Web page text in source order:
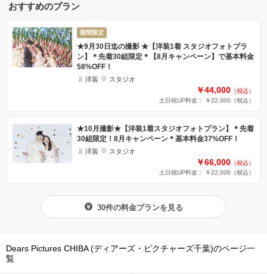
おすすめのプラン
期間限定
★9月30日迄の撮影 ★【洋装1着 スタジオフォトプラ
ン】＊先着30組限定＊【8月キャンペーン】で基本料金
58%OFF！
洋装 スタジオ
￥44,000 （税込）
土日祝UP料金： ￥22,000 （税込）
★10月撮影★【洋装1着スタジオフォトプラン】＊先着
30組限定！8月キャンペーン＊基本料金37%OFF！
洋装 スタジオ
￥66,000 （税込）
土日祝UP料金： ￥22,000 （税込）
30件の料金プランを見る
Dears Pictures CHIBA (ディアーズ・ピクチャーズ千葉)のページ一
覧